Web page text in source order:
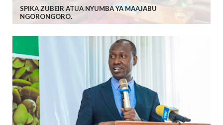
SPIKA ZUBEIR ATUA NYUMBA YA MAAJABU
NGORONGORO.